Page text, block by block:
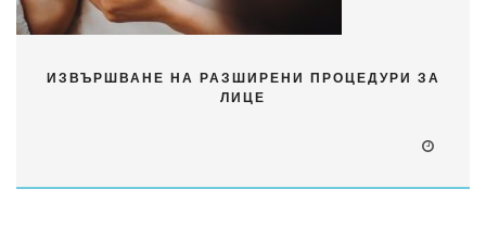
ИЗВЪРШВАНЕ НА РАЗШИРЕНИ ПРОЦЕДУРИ ЗА
ЛИЦЕ